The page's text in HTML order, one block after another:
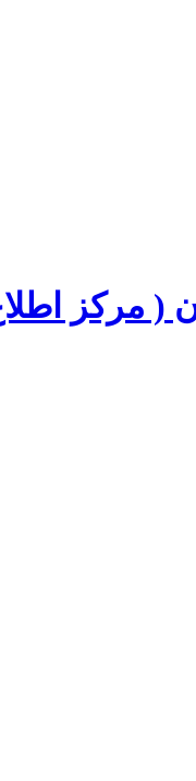
( مرکز